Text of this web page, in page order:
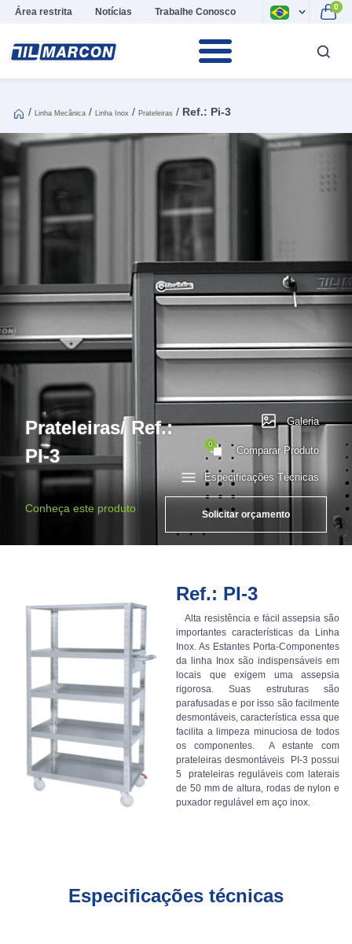
Área restrita Notícias Trabalhe Conosco 0
/ Linha Mecânica / Linha Inox / Prateleiras / Ref.: Pi-3
Prateleiras/ Ref.:
PI-3
Especificações Técnicas
Galeria
0 Comparar Produto
Conheça este produto Solicitar orçamento
Ref.: PI-3
Alta resistência e fácil assepsia são
importantes características da Linha
Inox. As Estantes Porta-Componentes
da linha Inox são indispensáveis em
locais que exigem uma assepsia
rigorosa. Suas estruturas são
parafusadas e por isso são facilmente
desmontáveis, característica essa que
facilita a limpeza minuciosa de todos
os componentes. A estante com
prateleiras desmontáveis PI-3 possui
5 prateleiras reguláveis com laterais
de 50 mm de altura, rodas de nylon e
puxador regulável em aço inox.
Especificações técnicas